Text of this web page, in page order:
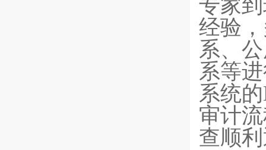
专家
经验
系、
系等
系统
审计
查顺